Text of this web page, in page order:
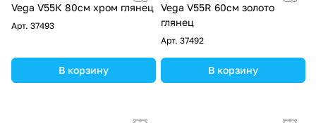
Vega V55К 80см хром глянец
Арт. 37493
В корзину
Vega V55R 60см золото
глянец
Арт. 37492
В корзину